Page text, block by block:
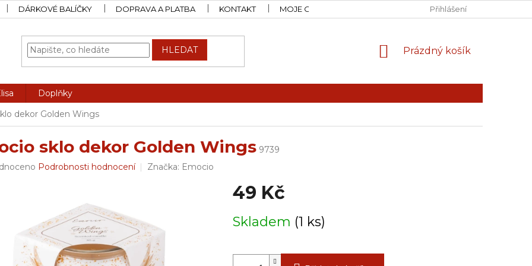
DÁRKOVÉ BALÍČKY DOPRAVA A PLATBA KONTAKT MOJE OBJEDNÁVKA Přihlášení
HLEDAT
NÁKUPNÍ
Prázdný košík
Doplňky
dekor Golden Wings
sklo dekor Golden Wings 9739
Podrobnosti hodnocení Značka: Emocio
49 Kč
cena:
Skladem (1 ks)